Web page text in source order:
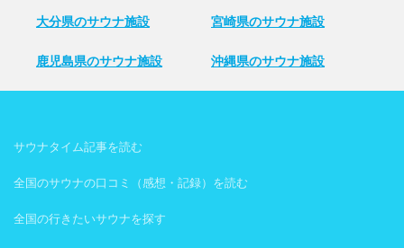
大分県のサウナ施設 宮崎県のサウナ施設
鹿児島県のサウナ施設 沖縄県のサウナ施設
サウナタイム記事を読む
全国のサウナの口コミ（感想・記録）を読む
全国の行きたいサウナを探す